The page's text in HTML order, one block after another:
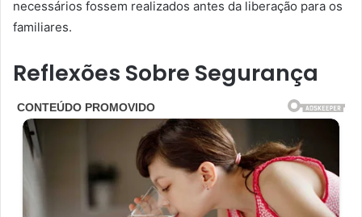
necessários fossem realizados antes da liberação para os
familiares.
Reflexões Sobre Segurança